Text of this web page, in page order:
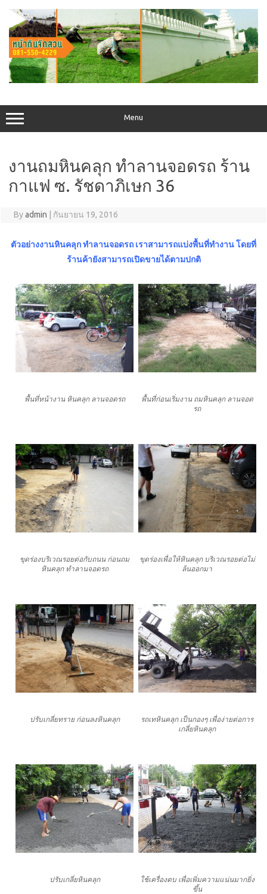
content
Menu
งานถมหินคลุก ทำลานจอดรถ ร้าน
กาแฟ ซ. รัชดาภิเษก 36
Byadmin กันยายน 19, 2016
ตัวอย่างงานหินคลุก ทำลานจอดรถ เราสามารถแบ่งพื้นที่ทำงาน โดยที่
ร้านค้ายังสามารถเปิดขายได้ตามปกติ
พื้นที่หน้างาน หินคลุก ลานจอดรถ
พื้นที่ก่อนเริ่มงาน ถมหินคลุก ลานจอด
รถ
ขุดร่องบริเวณรอยต่อกับถนน ก่อนถม
หินคลุก ทำลานจอดรถ
ขุดร่องเพื่อให้หินคลุก บริเวณรอยต่อไม่
ล้นออกมา
ปรับเกลี่ยทราย ก่อนลงหินคลุก
รถเทหินคลุก เป็นกองๆ เพื่อง่ายต่อการ
เกลี่ยหินคลุก
ปรับเกลี่ยหินคลุก
ใช้เครื่องตบ เพื่อเพิ่มความแน่นมากยิ่ง
ขึ้น